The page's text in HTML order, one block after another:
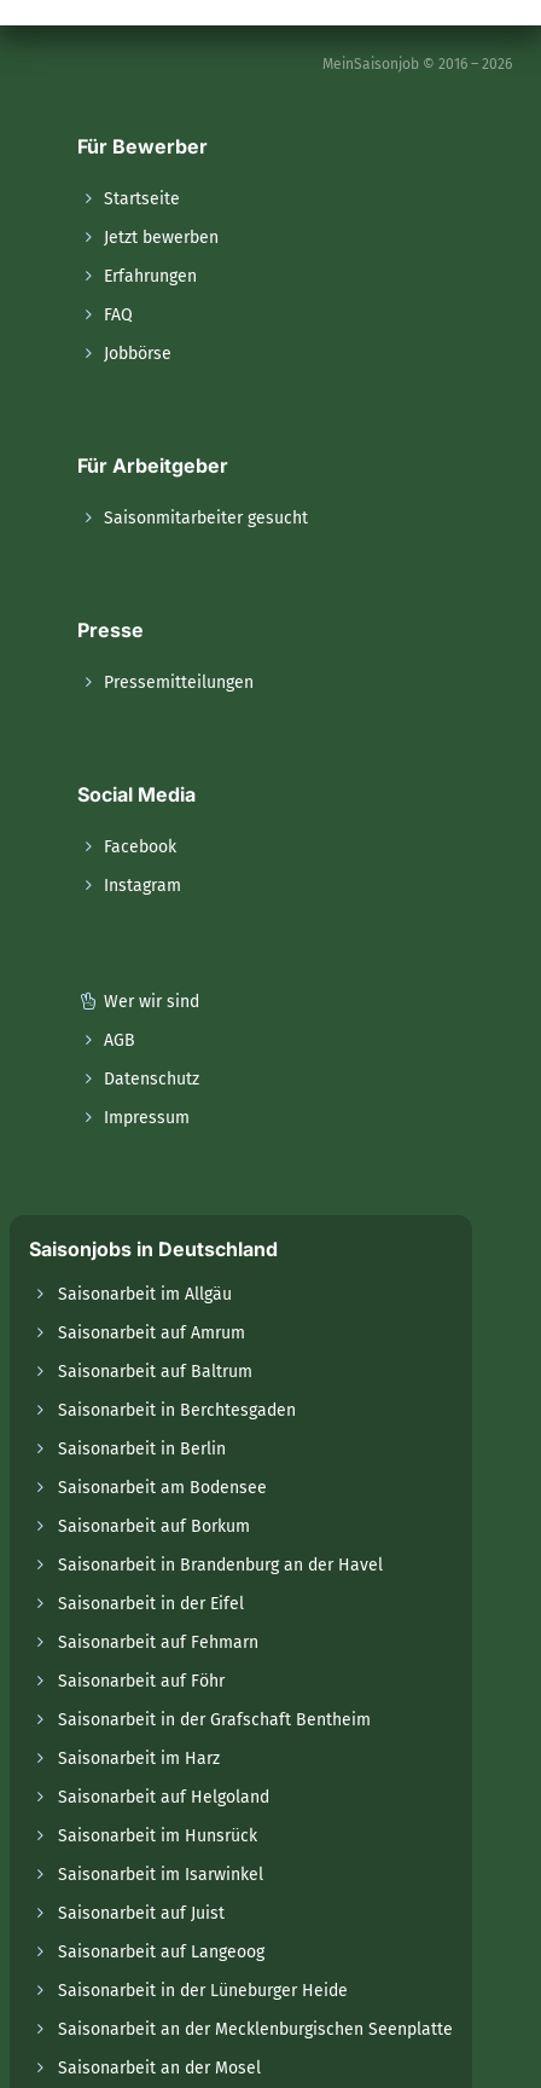
MeinSaisonjob © 2016 – 2026
Für Bewerber
Startseite
Jetzt bewerben
Erfahrungen
FAQ
Jobbörse
Für Arbeitgeber
Saisonmitarbeiter gesucht
Presse
Pressemitteilungen
Social Media
Facebook
Instagram
Wer wir sind
AGB
Datenschutz
Impressum
Saisonjobs in Deutschland
Saisonarbeit im Allgäu
Saisonarbeit auf Amrum
Saisonarbeit auf Baltrum
Saisonarbeit in Berchtesgaden
Saisonarbeit in Berlin
Saisonarbeit am Bodensee
Saisonarbeit auf Borkum
Saisonarbeit in Brandenburg an der Havel
Saisonarbeit in der Eifel
Saisonarbeit auf Fehmarn
Saisonarbeit auf Föhr
Saisonarbeit in der Grafschaft Bentheim
Saisonarbeit im Harz
Saisonarbeit auf Helgoland
Saisonarbeit im Hunsrück
Saisonarbeit im Isarwinkel
Saisonarbeit auf Juist
Saisonarbeit auf Langeoog
Saisonarbeit in der Lüneburger Heide
Saisonarbeit an der Mecklenburgischen Seenplatte
Saisonarbeit an der Mosel